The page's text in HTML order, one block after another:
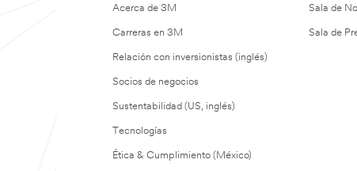
Acerca de 3M
Carreras en 3M
Relación con inversionistas (inglés)
Socios de negocios
Sustentabilidad (US, inglés)
Tecnologías
Ética & Cumplimiento (México)
Sala de
Sala de